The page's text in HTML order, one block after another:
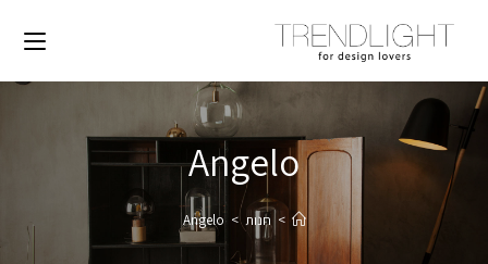
Angelo
> חנות >
Angelo